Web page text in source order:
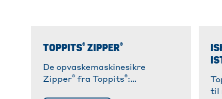
TOPPITS®ZIPPER®
De opvaskemaskinesikre
Zipper® fra Toppits®:
til